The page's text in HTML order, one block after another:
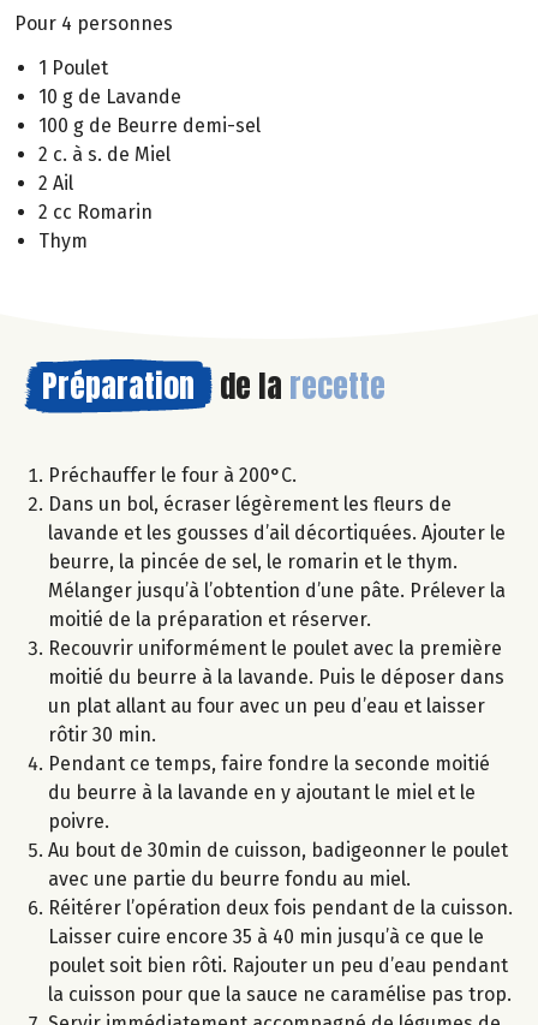
Pour 4 personnes
1 Poulet
10 g de Lavande
100 g de Beurre demi-sel
2 c. à s. de Miel
2 Ail
2 cc Romarin
Thym
Préparation de la recette
Préchauffer le four à 200°C.
Dans un bol, écraser légèrement les fleurs de
lavande et les gousses d’ail décortiquées. Ajouter le
beurre, la pincée de sel, le romarin et le thym.
Mélanger jusqu’à l’obtention d’une pâte. Prélever la
moitié de la préparation et réserver.
Recouvrir uniformément le poulet avec la première
moitié du beurre à la lavande. Puis le déposer dans
un plat allant au four avec un peu d’eau et laisser
rôtir 30 min.
Pendant ce temps, faire fondre la seconde moitié
du beurre à la lavande en y ajoutant le miel et le
poivre.
Au bout de 30min de cuisson, badigeonner le poulet
avec une partie du beurre fondu au miel.
Réitérer l’opération deux fois pendant de la cuisson.
Laisser cuire encore 35 à 40 min jusqu’à ce que le
poulet soit bien rôti. Rajouter un peu d’eau pendant
la cuisson pour que la sauce ne caramélise pas trop.